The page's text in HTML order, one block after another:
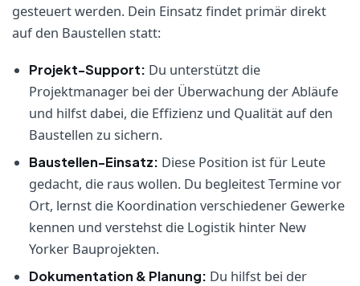
gesteuert werden. Dein Einsatz findet primär direkt
auf den Baustellen statt:
Projekt-Support: Du unterstützt die
Projektmanager bei der Überwachung der Abläufe
und hilfst dabei, die Effizienz und Qualität auf den
Baustellen zu sichern.
Baustellen-Einsatz: Diese Position ist für Leute
gedacht, die raus wollen. Du begleitest Termine vor
Ort, lernst die Koordination verschiedener Gewerke
kennen und verstehst die Logistik hinter New
Yorker Bauprojekten.
Dokumentation & Planung: Du hilfst bei der